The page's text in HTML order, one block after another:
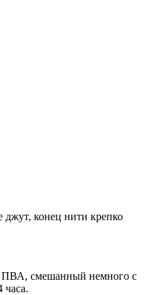
конец нити крепко
ПВА, смешанный немного с
часа.